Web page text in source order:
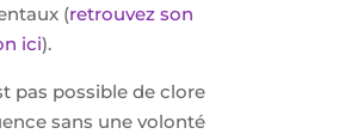
(retrouvez son
ici).
pas possible de clore
sans une volonté